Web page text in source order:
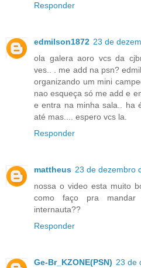
Responder
edmilson1872 23 de
ola galera aoro vcs da
ves.. . me add na psn?
organizando um mini
nao esqueça só me add e
e entra na minha sala.. ha
até mas.... espero vcs la.
Responder
mattheus 23 de dezembro
nossa o video esta muito
como faço pra
internauta??
Responder
Ge-Br_KZONE(PSN) 23 de